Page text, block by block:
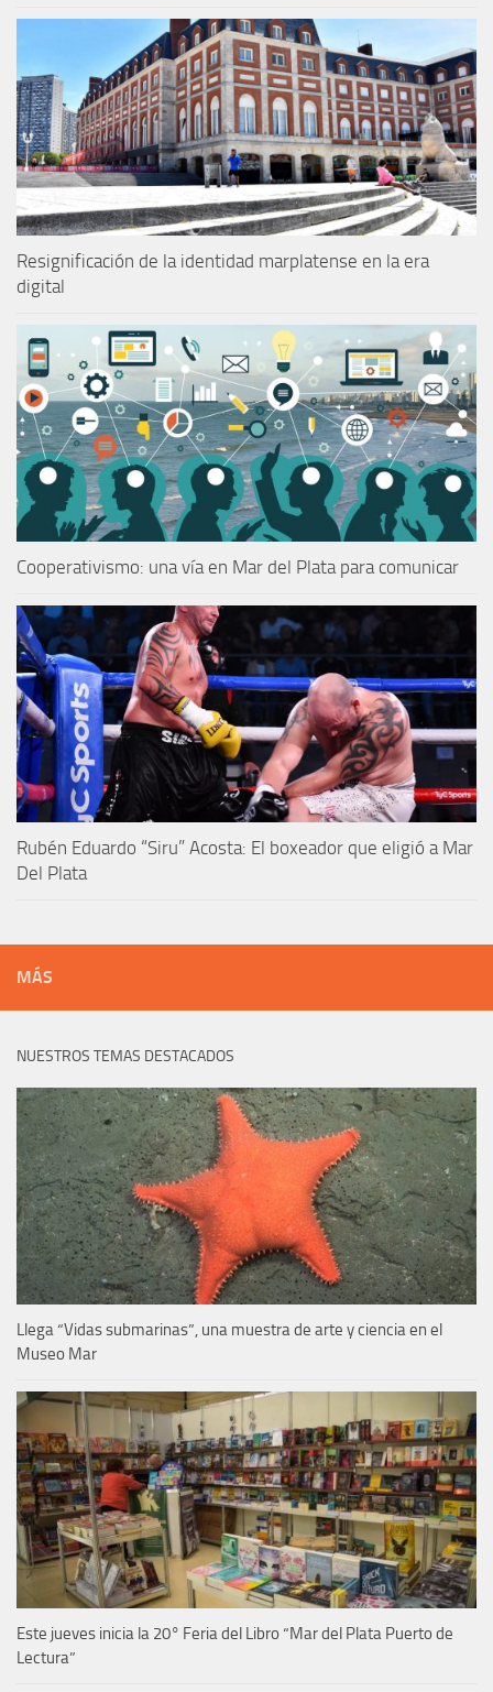
Resignificación de la identidad marplatense en la era
digital
Cooperativismo: una vía en Mar del Plata para comunicar
Rubén Eduardo “Siru” Acosta: El boxeador que eligió a Mar
Del Plata
MÁS
NUESTROS TEMAS DESTACADOS
Llega “Vidas submarinas”, una muestra de arte y ciencia en el
Museo Mar
Este jueves inicia la 20° Feria del Libro “Mar del Plata Puerto de
Lectura”